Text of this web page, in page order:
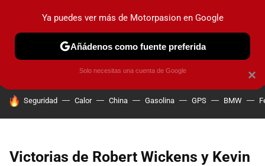
PRUEBAS COCHES ELÉCTRICOS OBSERVATORIO
HOY SE HABLA DE
Seguridad Calor China Gasolina GPS BMW
Victorias de Robert Wickens y Kevin
×
Ya puedes ver más de Motorpasion en Google
Añádenos como fuente preferida
Solo necesitas una cuenta de Google